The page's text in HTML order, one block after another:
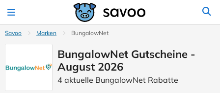
Savoo Marken BungalowNet
BungalowNet Gutscheine -
August 2026
4 aktuelle BungalowNet Rabatte